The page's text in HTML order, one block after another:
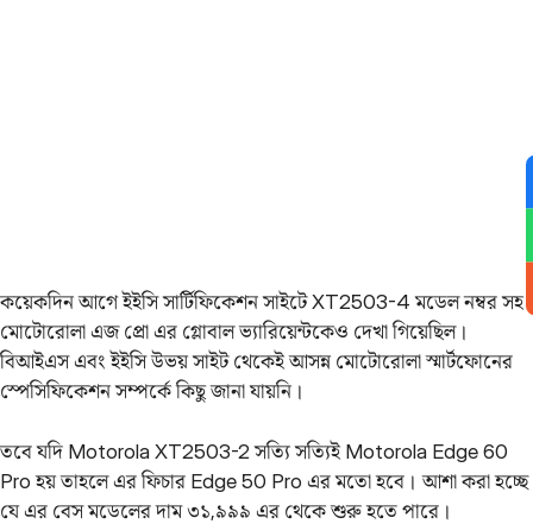
কয়েকদিন আগে ইইসি সার্টিফিকেশন সাইটে XT2503-4 মডেল নম্বর সহ
মোটোরোলা এজ প্রো এর গ্লোবাল ভ্যারিয়েন্টকেও দেখা গিয়েছিল।
বিআইএস এবং ইইসি উভয় সাইট থেকেই আসন্ন মোটোরোলা স্মার্টফোনের
স্পেসিফিকেশন সম্পর্কে কিছু জানা যায়নি।
তবে যদি Motorola XT2503-2 সত্যি সত্যিই Motorola Edge 60
Pro হয় তাহলে এর ফিচার Edge 50 Pro এর মতো হবে। আশা করা হচ্ছে
যে এর বেস মডেলের দাম ৩১,৯৯৯ এর থেকে শুরু হতে পারে।